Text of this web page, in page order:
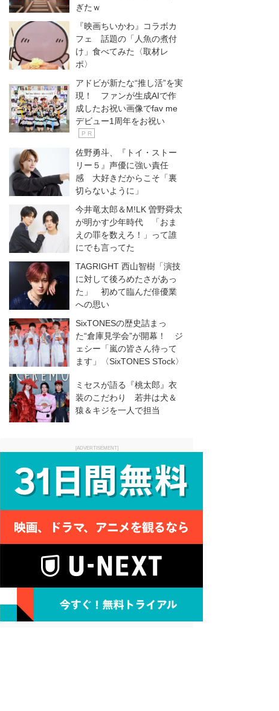
ぎたｗ
『映画ちいかわ』コラボカ
フェ 話題の「人魚の煮付
け」食べてみた〈取材レ
ポ〉
アドビが新たな“推し活”を実
現！ ファンが生成AIで作
成したお祝い画像でfav me
デビュー1周年をお祝い
P R
佐野勇斗、『トイ・ストー
リー５』声優に強い責任
感 大好きだからこそ「裏
切らないように」
今井竜太郎＆M!LK 曽野舜太
が明かす少年時代 「おま
えの罪を数えろ！」って誰
にでも言ってた
TAGRIGHT 西山智樹「演技
に対して後ろめたさがあっ
た」 初めて臨んだ俳優業
への思い
SixTONESの歴史詰まっ
た“倉庫見学会”が開幕！ ジ
ェシー「嵐の皆さん待って
ます」〈SixTONES STock〉
ミセスが語る『桃太郎』衣
装のこだわり 若井は犬＆
猿＆キジを一人で担当
[ADVERTISEMENT]